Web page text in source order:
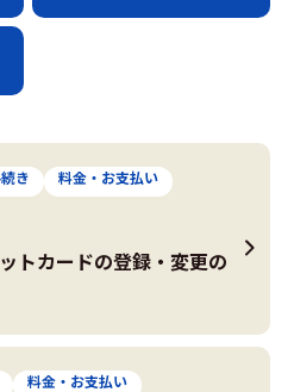
き
料金・お支払い
トカードの登録・変更の
料金・お支払い